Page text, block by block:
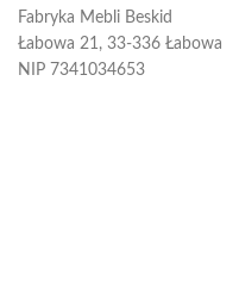
Fabryka Mebli Beskid
Łabowa 21, 33-336 Łabowa
NIP 7341034653